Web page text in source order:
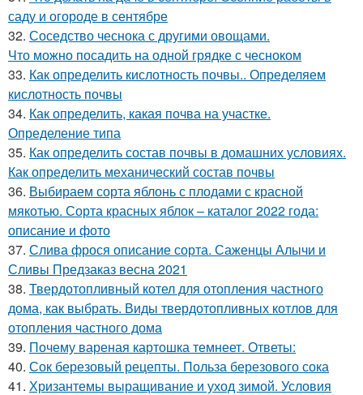
саду и огороде в сентябре
32. Соседство чеснока с другими овощами.
Что можно посадить на одной грядке с чесноком
33. Как определить кислотность почвы.. Определяем
кислотность почвы
34. Как определить, какая почва на участке.
Определение типа
35. Как определить состав почвы в домашних условиях.
Как определить механический состав почвы
36. Выбираем сорта яблонь с плодами с красной
мякотью. Сорта красных яблок – каталог 2022 года:
описание и фото
37. Слива фрося описание сорта. Саженцы Алычи и
Сливы Предзаказ весна 2021
38. Твердотопливный котел для отопления частного
дома, как выбрать. Виды твердотопливных котлов для
отопления частного дома
39. Почему вареная картошка темнеет. Ответы:
40. Сок березовый рецепты. Польза березового сока
41. Хризантемы выращивание и уход зимой. Условия